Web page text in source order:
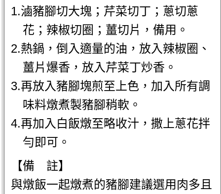
1.滷豬腳切大塊；芹菜切丁；蔥切蔥
花；辣椒切圈；薑切片，備用。
2.熱鍋，倒入適量的油，放入辣椒圈、
薑片爆香，放入芹菜丁炒香。
3.再放入豬腳塊煎至上色，加入所有調
味料燉煮製豬腳稍軟。
4.再加入白飯燉至略收汁，撒上蔥花拌
勻即可。
【備 註】
與燉飯一起燉煮的豬腳建議選用肉多且